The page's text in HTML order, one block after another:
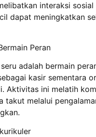
interaksi sosial
dapat meningkatkan
Peran
adalah bermain
kasir sementara
Aktivitas ini melatih
takut melalui